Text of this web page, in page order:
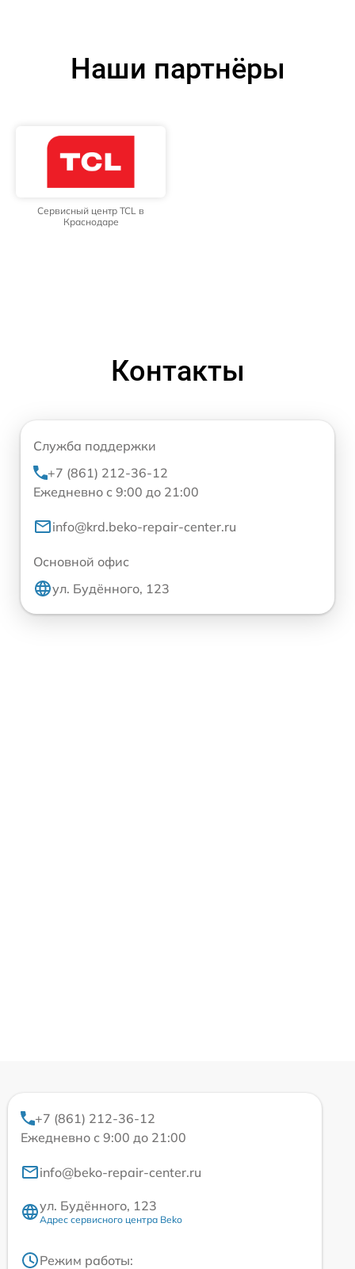
Наши партнёры
Сервисный центр TCL в
Краснодаре
Контакты
Служба поддержки
+7 (861) 212-36-12
Ежедневно с 9:00 до 21:00
info@krd.beko-repair-center.ru
Основной офис
ул. Будённого, 123
+7 (861) 212-36-12
Ежедневно с 9:00 до 21:00
info@beko-repair-center.ru
ул. Будённого, 123
Адрес сервисного центра Beko
Режим работы: